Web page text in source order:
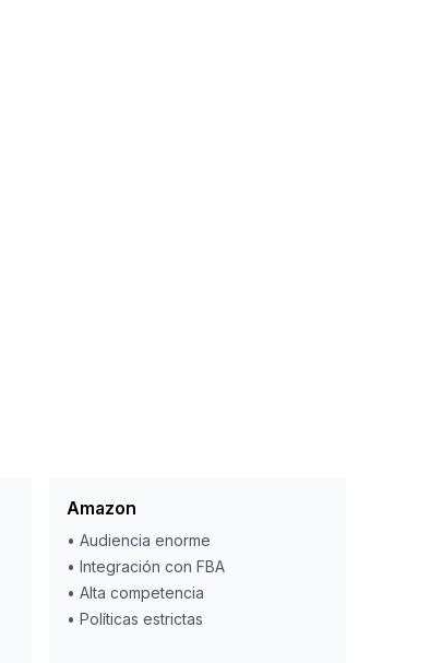
Amazon
• Audiencia enorme
• Integración con FBA
• Alta competencia
• Políticas estrictas